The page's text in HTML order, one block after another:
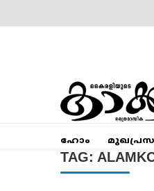
Mumbai
ഹോം
TAG: